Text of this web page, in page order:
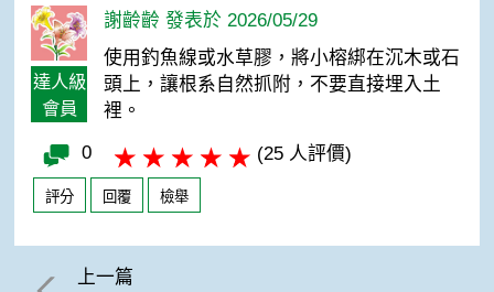
達人級
會員
謝齡齡 發表於 2026/05/29
使用釣魚線或水草膠，將小榕綁在沉木或石
頭上，讓根系自然抓附，不要直接埋入土
裡。
0 (25 人評價)
評分 回覆 檢舉
上一篇